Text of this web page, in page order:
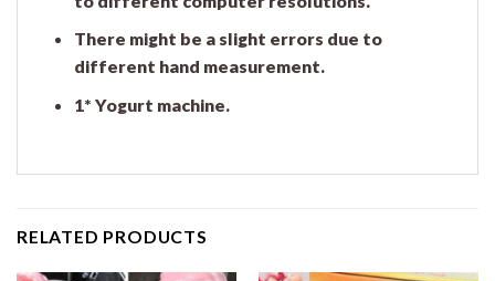
There might be a slight errors due to
different hand measurement.
1* Yogurt machine.
RELATED PRODUCTS